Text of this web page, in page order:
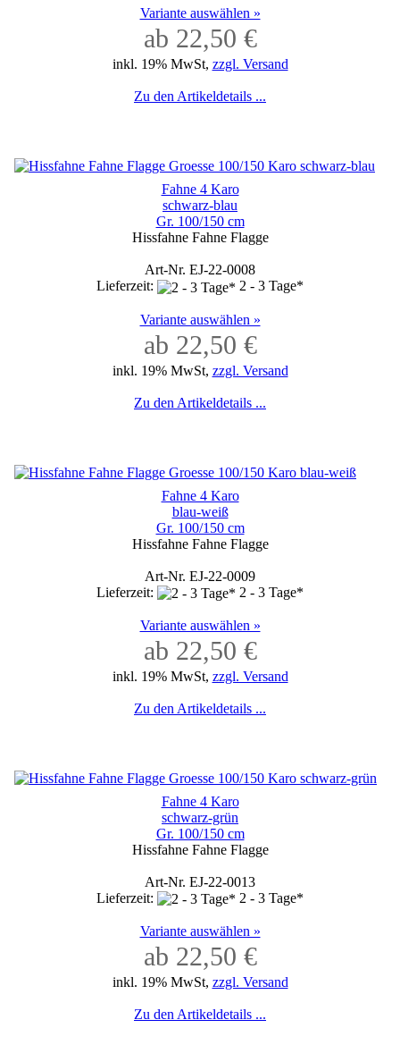
Variante auswählen »
ab 22,50 €
inkl. 19% MwSt, zzgl. Versand
Zu den Artikeldetails ...
Fahne 4 Karo
schwarz-blau
Gr. 100/150 cm
Hissfahne Fahne Flagge
Art-Nr. EJ-22-0008
Lieferzeit:
2 - 3 Tage*
Variante auswählen »
ab 22,50 €
inkl. 19% MwSt, zzgl. Versand
Zu den Artikeldetails ...
Fahne 4 Karo
blau-weiß
Gr. 100/150 cm
Hissfahne Fahne Flagge
Art-Nr. EJ-22-0009
Lieferzeit:
2 - 3 Tage*
Variante auswählen »
ab 22,50 €
inkl. 19% MwSt, zzgl. Versand
Zu den Artikeldetails ...
Fahne 4 Karo
schwarz-grün
Gr. 100/150 cm
Hissfahne Fahne Flagge
Art-Nr. EJ-22-0013
Lieferzeit:
2 - 3 Tage*
Variante auswählen »
ab 22,50 €
inkl. 19% MwSt, zzgl. Versand
Zu den Artikeldetails ...